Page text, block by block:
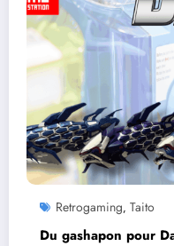
Retrogaming, Taito
Du gashapon pour